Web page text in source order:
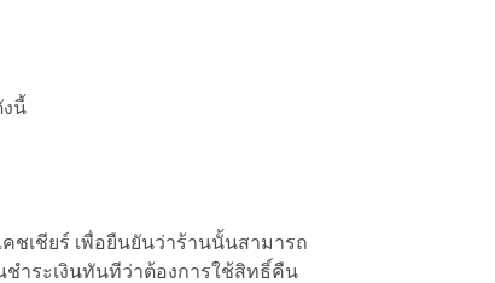
นี้
ชเชียร์ เพื่อยืนยันว่าร้านนั้นสามารถ
ำระเงินทันทีว่าต้องการใช้สิทธิ์คืน